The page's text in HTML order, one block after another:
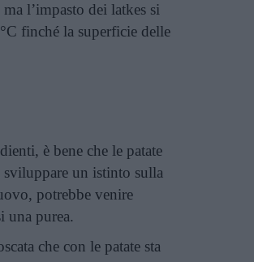
l’impasto dei latkes si
finché la superficie delle
è bene che le patate
un istinto sulla
potrebbe venire
una purea.
che con le patate sta